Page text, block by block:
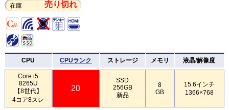
在庫 売り切れ
CPU CPUランク ストレージ メモリ 液晶/解像度
Core i5
8265U
【8世代】
4コア8スレ
20
SSD
256GB
新品
8
GB
15.6インチ
1366×768